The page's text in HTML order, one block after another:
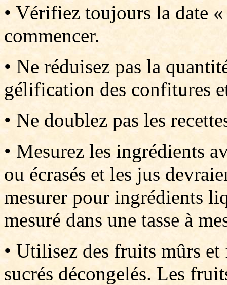
• Vérifiez toujours la date
commencer.
• Ne réduisez pas la
gélification des confitures
• Ne doublez pas les
• Mesurez les ingrédients
ou écrasés et les jus
mesurer pour ingrédients
mesuré dans une tasse à
• Utilisez des fruits mûrs
sucrés décongelés. Les